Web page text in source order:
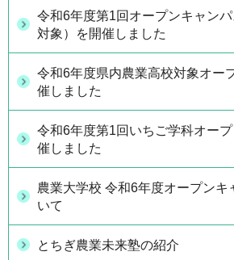
令和6年度第1回オープンキャン
対象）を開催しました
令和6年度県内農業高校対象オー
催しました
令和6年度第1回いちご学科オー
催しました
農業大学校 令和6年度オープンキ
いて
とちぎ農業未来塾の紹介